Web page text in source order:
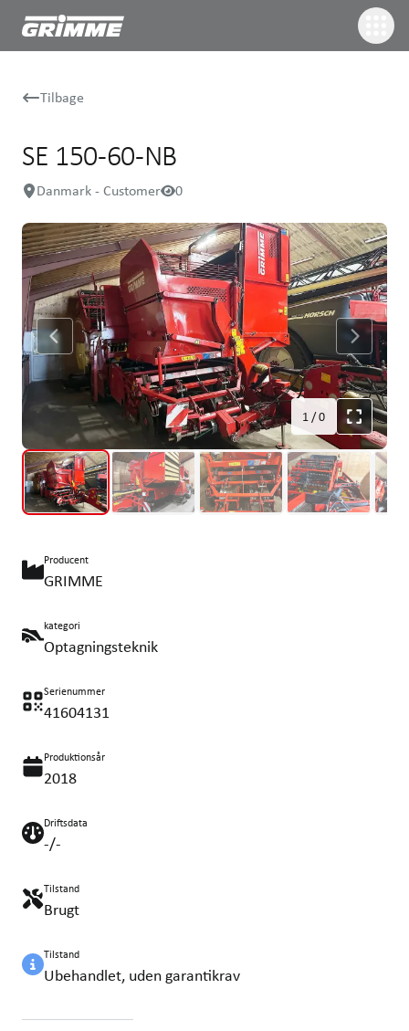
Tilbage
SE 150-60-NB
Danmark - Customer 0
1/0
Producent
GRIMME
kategori
Optagningsteknik
Serienummer
41604131
Produktionsår
2018
Driftsdata
-/-
Tilstand
Brugt
Tilstand
Ubehandlet, uden garantikrav